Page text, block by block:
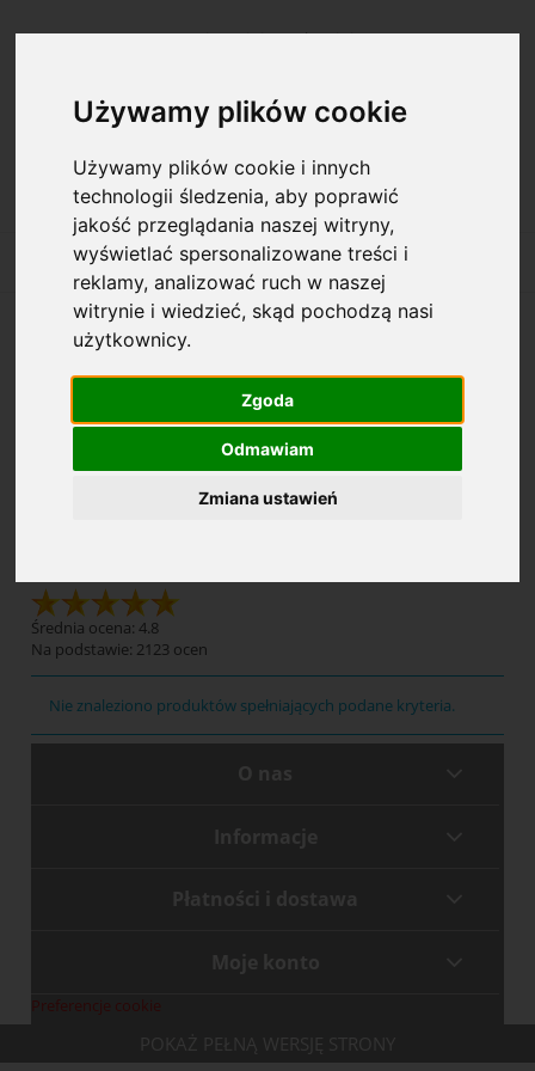
Używamy plików cookie
Używamy plików cookie i innych
technologii śledzenia, aby poprawić
jakość przeglądania naszej witryny,
wyświetlać spersonalizowane treści i
reklamy, analizować ruch w naszej
witrynie i wiedzieć, skąd pochodzą nasi
użytkownicy.
Zgoda
Odmawiam
Zmiana ustawień
Zarejestruj się Zaloguj się
Opcje przeglądania
Kategorie: Druki komunalne
Dostępność: (wybierz)
Średnia ocena: 4.8
Na podstawie: 2123 ocen
Nie znaleziono produktów spełniających podane kryteria.